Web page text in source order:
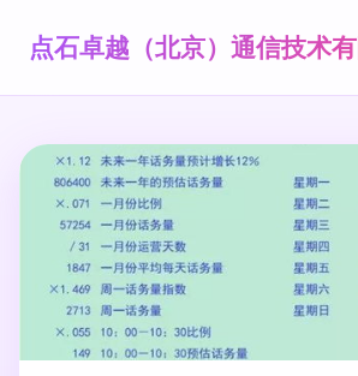
点石卓越（北京）通信技术